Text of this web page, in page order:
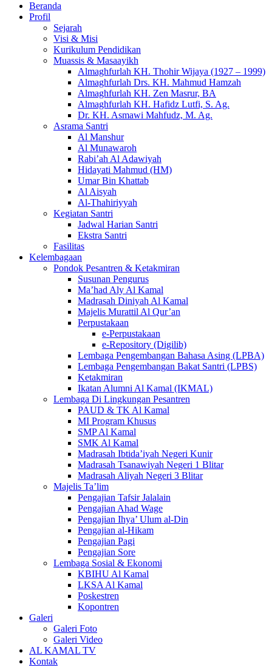
Beranda
Profil
Sejarah
Visi & Misi
Kurikulum Pendidikan
Muassis & Masaayikh
Almaghfurlah KH. Thohir Wijaya (1927 – 1999)
Almaghfurlah Drs. KH. Mahmud Hamzah
Almaghfurlah KH. Zen Masrur, BA
Almaghfurlah KH. Hafidz Lutfi, S. Ag.
Dr. KH. Asmawi Mahfudz, M. Ag.
Asrama Santri
Al Manshur
Al Munawaroh
Rabi’ah Al Adawiyah
Hidayati Mahmud (HM)
Umar Bin Khattab
Al Aisyah
Al-Thahiriyyah
Kegiatan Santri
Jadwal Harian Santri
Ekstra Santri
Fasilitas
Kelembagaan
Pondok Pesantren & Ketakmiran
Susunan Pengurus
Ma’had Aly Al Kamal
Madrasah Diniyah Al Kamal
Majelis Murattil Al Qur’an
Perpustakaan
e-Perpustakaan
e-Repository (Digilib)
Lembaga Pengembangan Bahasa Asing (LPBA)
Lembaga Pengembangan Bakat Santri (LPBS)
Ketakmiran
Ikatan Alumni Al Kamal (IKMAL)
Lembaga Di Lingkungan Pesantren
PAUD & TK Al Kamal
MI Program Khusus
SMP Al Kamal
SMK Al Kamal
Madrasah Ibtida’iyah Negeri Kunir
Madrasah Tsanawiyah Negeri 1 Blitar
Madrasah Aliyah Negeri 3 Blitar
Majelis Ta’lim
Pengajian Tafsir Jalalain
Pengajian Ahad Wage
Pengajian Ihya’ Ulum al-Din
Pengajian al-Hikam
Pengajian Pagi
Pengajian Sore
Lembaga Sosial & Ekonomi
KBIHU Al Kamal
LKSA Al Kamal
Poskestren
Kopontren
Galeri
Galeri Foto
Galeri Video
AL KAMAL TV
Kontak